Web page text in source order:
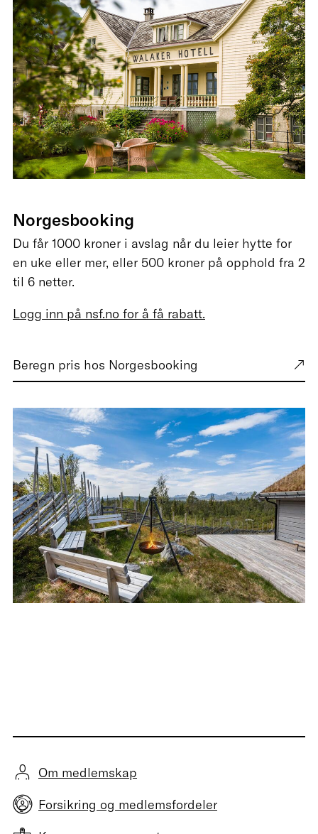
Norgesbooking
Du får 1000 kroner i avslag når du leier hytte for
en uke eller mer, eller 500 kroner på opphold fra 2
til 6 netter.
Logg inn på nsf.no for å få rabatt.
Beregn pris hos Norgesbooking
Om medlemskap
Forsikring og medlemsfordeler